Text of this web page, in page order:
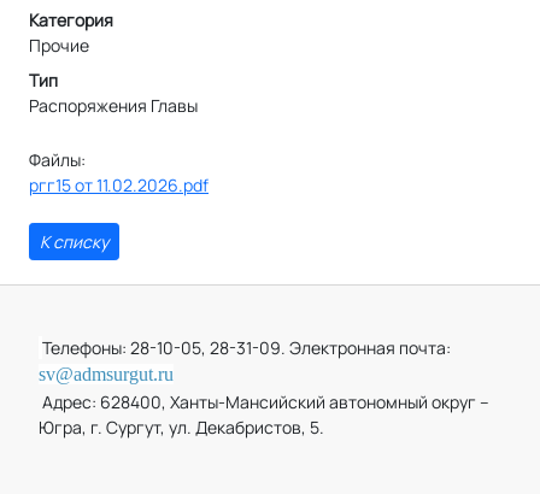
Категория
Прочие
Тип
Распоряжения Главы
Файлы:
ргг15 от 11.02.2026.pdf
К списку
Телефоны: 28-10-05, 28-31-09. Электронная почта:
sv@admsurgut.ru
Адрес: 628400, Ханты-Мансийский автономный округ –
Югра, г. Сургут, ул. Декабристов, 5.